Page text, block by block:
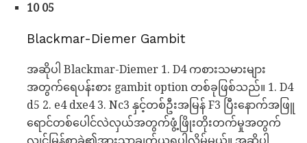
10 05
Blackmar-Diemer Gambit
အဆိုပါ Blackmar-Diemer 1. D4 ကစားသမားများ
အတွက်ရေပန်းစား gambit option တစ်ခုဖြစ်သည်။ 1. D4
d5 2. e4 dxe4 3. Nc3 နှင့်တစ်ဦးအမြန် F3 ပြီးနောက်အဖြူ
ရောင်တစ်ပေါင်လဲလှယ်အတွက်ဖွံ့ဖြိုးတိုးတက်မှုအတွက်
လျင်မြန်စွာခဲ၏အားသာချက်ယူရပါလိမ့်မယ်။ အဆိုပါ